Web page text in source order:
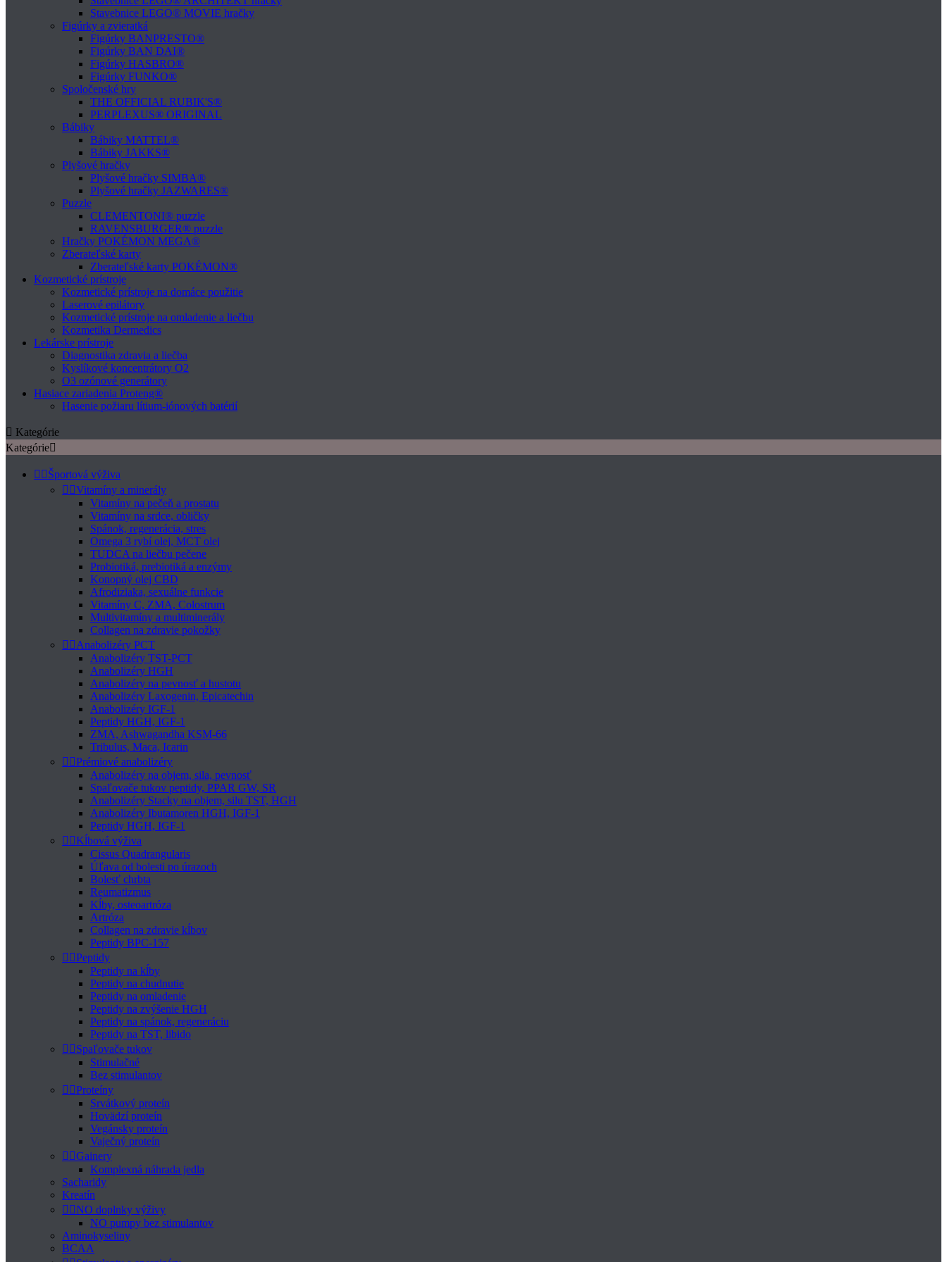
Stavebnice LEGO® MOVIE hračky
Figúrky a zvieratká
Figúrky BANPRESTO®
Figúrky BAN DAI®
Figúrky HASBRO®
Figúrky FUNKO®
Spoločenské hry
THE OFFICIAL RUBIK'S®
PERPLEXUS® ORIGINAL
Bábiky
Bábiky MATTEL®
Bábiky JAKKS®
Plyšové hračky
Plyšové hračky SIMBA®
Plyšové hračky JAZWARES®
Puzzle
CLEMENTONI® puzzle
RAVENSBURGER® puzzle
Hračky POKÉMON MEGA®
Zberateľské karty
Zberateľské karty POKÉMON®
Kozmetické prístroje
Kozmetické prístroje na domáce použitie
Laserové epilátory
Kozmetické prístroje na omladenie a liečbu
Kozmetika Dermedics
Lekárske prístroje
Diagnostika zdravia a liečba
Kyslíkové koncentrátory O2
O3 ozónové generátory
Hasiace zariadenia Proteng®
Hasenie požiaru lítium-iónových batérií
 Kategórie
Kategórie
 Športová výživa
 Vitamíny a minerály
Vitamíny na pečeň a prostatu
Vitamíny na srdce, obličky
Spánok, regenerácia, stres
Omega 3 rybí olej, MCT olej
TUDCA na liečbu pečene
Probiotiká, prebiotiká a enzýmy
Konopný olej CBD
Afrodiziaka, sexuálne funkcie
Vitamíny C, ZMA, Colostrum
Multivitamíny a multiminerály
Collagen na zdravie pokožky
 Anabolizéry PCT
Anabolizéry TST-PCT
Anabolizéry HGH
Anabolizéry na pevnosť a hustotu
Anabolizéry Laxogenin, Epicatechin
Anabolizéry IGF-1
Peptidy HGH, IGF-1
ZMA, Ashwagandha KSM-66
Tribulus, Maca, Icarin
 Prémiové anabolizéry
Anabolizéry na objem, sila, pevnosť
Spaľovače tukov peptidy, PPAR GW, SR
Anabolizéry Stacky na objem, silu TST, HGH
Anabolizéry Ibutamoren HGH, IGF-1
Peptidy HGH, IGF-1
 Kĺbová výživa
Cissus Quadrangularis
Úľava od bolesti po úrazoch
Bolesť chrbta
Reumatizmus
Kĺby, osteoartróza
Artróza
Collagen na zdravie kĺbov
Peptidy BPC-157
 Peptidy
Peptidy na kĺby
Peptidy na chudnutie
Peptidy na omladenie
Peptidy na zvýšenie HGH
Peptidy na spánok, regeneráciu
Peptidy na TST, libido
 Spaľovače tukov
Stimulačné
Bez stimulantov
 Proteíny
Srvátkový proteín
Hovädzí proteín
Vegánsky proteín
Vaječný proteín
 Gainery
Komplexná náhrada jedla
Sacharidy
Kreatín
 NO doplnky výživy
NO pumpy bez stimulantov
Aminokyseliny
BCAA